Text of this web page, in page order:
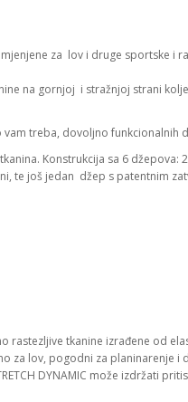
za lov i druge sportske i
na gornjoj i stražnjoj strani
treba, dovoljno funkcionalnih
Konstrukcija sa 6 džepova:
te još jedan džep s patentnim
tkanine izrađene od
za lov, pogodni za planinarenje
DYNAMIC može izdržati